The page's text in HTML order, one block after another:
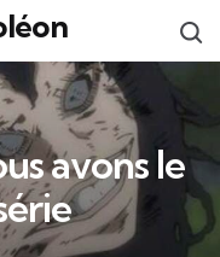
avons le